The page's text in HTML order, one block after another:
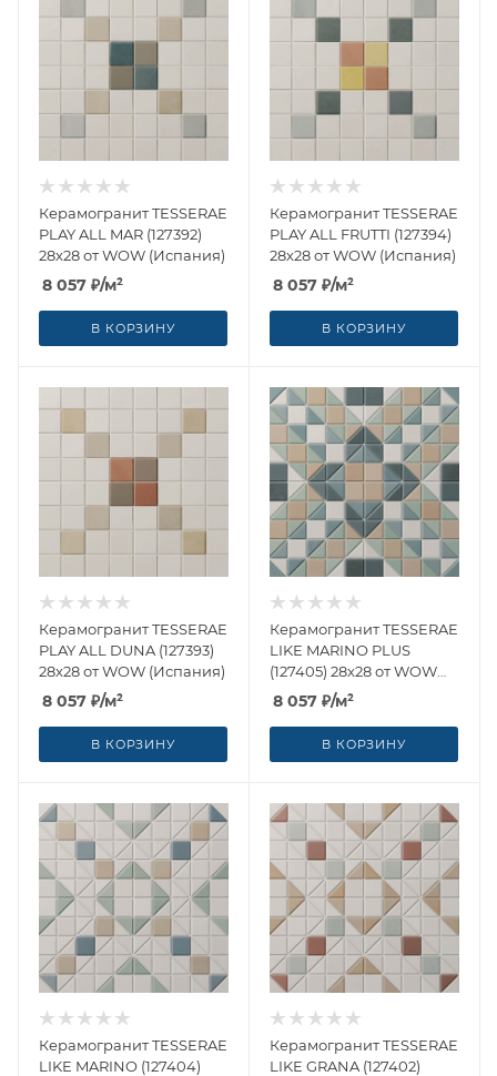
Керамогранит TESSERAE
PLAY ALL MAR (127392)
28x28 от WOW (Испания)
8 057 ₽/м²
В КОРЗИНУ
Керамогранит TESSERAE
PLAY ALL FRUTTI (127394)
28x28 от WOW (Испания)
8 057 ₽/м²
В КОРЗИНУ
Керамогранит TESSERAE
PLAY ALL DUNA (127393)
28x28 от WOW (Испания)
8 057 ₽/м²
В КОРЗИНУ
Керамогранит TESSERAE
LIKE MARINO PLUS
(127405) 28x28 от WOW
(Испания)
8 057 ₽/м²
В КОРЗИНУ
Керамогранит TESSERAE
LIKE MARINO (127404)
Керамогранит TESSERAE
LIKE GRANA (127402)